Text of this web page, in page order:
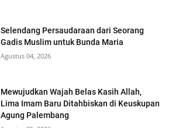
Selendang Persaudaraan dari Seorang
Gadis Muslim untuk Bunda Maria
Agustus 04, 2026
Mewujudkan Wajah Belas Kasih Allah,
Lima Imam Baru Ditahbiskan di Keuskupan
Agung Palembang